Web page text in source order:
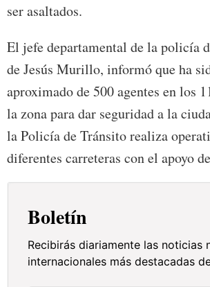
ser asaltados.
El jefe departamental de la policía
de Jesús Murillo, informó que ha
aproximado de 500 agentes en los
la zona para dar seguridad a la
la Policía de Tránsito realiza
diferentes carreteras con el apoyo
Boletín
Recibirás diariamente las noticias
internacionales más destacadas